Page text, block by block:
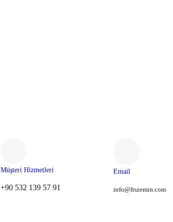
Müşteri Hizmetleri
+90 532 139 57 91
Email
info@ftszemin.com